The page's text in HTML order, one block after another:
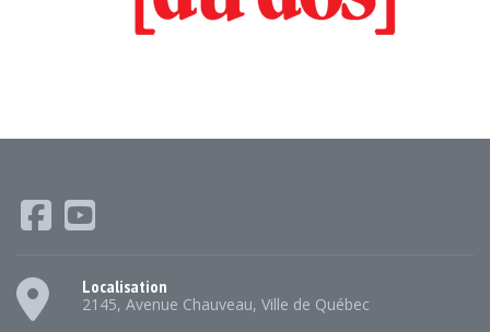
Localisation
2145, Avenue Chauveau, Ville de Québec